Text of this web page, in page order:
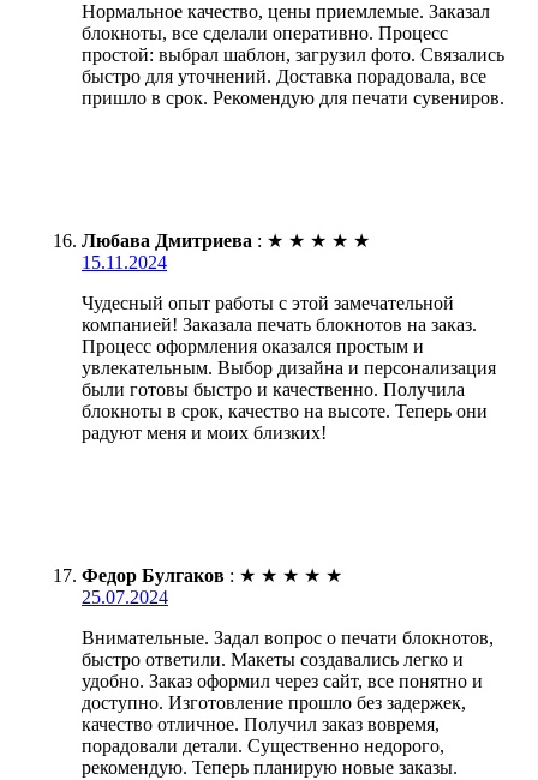
Нормальное качество, цены приемлемые. Заказал
блокноты, все сделали оперативно. Процесс
простой: выбрал шаблон, загрузил фото. Связались
быстро для уточнений. Доставка порадовала, все
пришло в срок. Рекомендую для печати сувениров.
Любава Дмитриева : ★ ★ ★ ★ ★
15.11.2024
Чудесный опыт работы с этой замечательной
компанией! Заказала печать блокнотов на заказ.
Процесс оформления оказался простым и
увлекательным. Выбор дизайна и персонализация
были готовы быстро и качественно. Получила
блокноты в срок, качество на высоте. Теперь они
радуют меня и моих близких!
Федор Булгаков : ★ ★ ★ ★ ★
25.07.2024
Внимательные. Задал вопрос о печати блокнотов,
быстро ответили. Макеты создавались легко и
удобно. Заказ оформил через сайт, все понятно и
доступно. Изготовление прошло без задержек,
качество отличное. Получил заказ вовремя,
порадовали детали. Существенно недорого,
рекомендую. Теперь планирую новые заказы.